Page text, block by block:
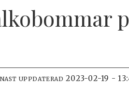
UPPDATERAD 2023-02-19 -